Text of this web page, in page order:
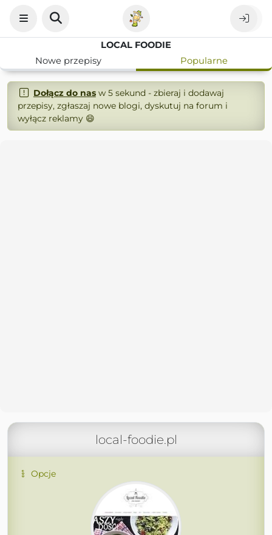
LOCAL FOODIE
Nowe przepisy
Popularne
Dołącz do nasw 5 sekund - zbieraj i dodawaj
przepisy, zgłaszaj nowe blogi, dyskutuj na forum i
wyłącz reklamy 😄
local-foodie.pl
Opcje